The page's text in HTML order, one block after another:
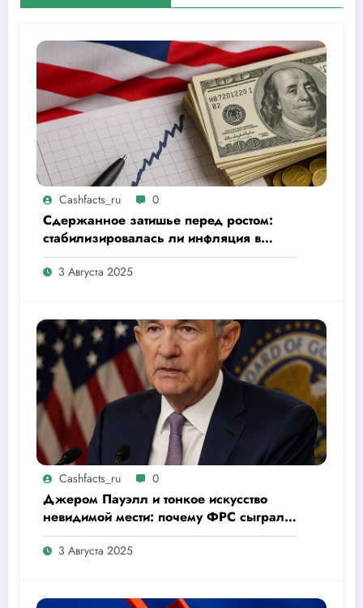
Cashfacts_ru 0
Сдержанное затишье перед ростом:
стабилизировалась ли инфляция в
США во втором квартале 2025 года
3 Августа 2025
Cashfacts_ru 0
Джером Пауэлл и тонкое искусство
невидимой мести: почему ФРС сыграла
в молчание
3 Августа 2025